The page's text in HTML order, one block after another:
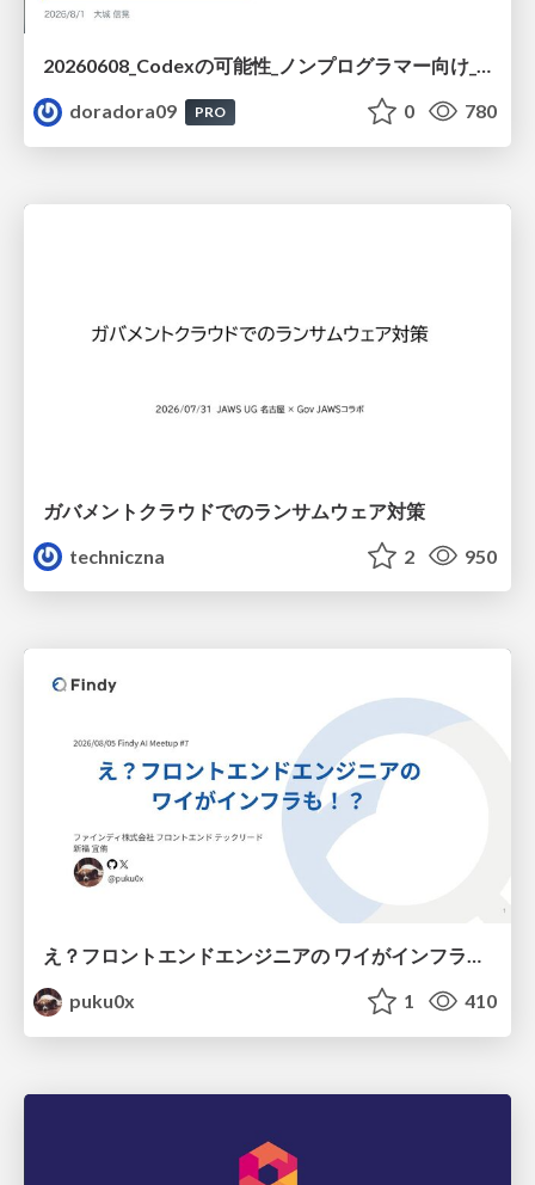
20260608_Codexの可能性_ノンプログラマー向け_大城追記
doradora09
PRO 0 780
ガバメントクラウドでのランサムウェア対策
techniczna
2 950
え？フロントエンドエンジニアの ワイがインフラも！？
puku0x
1 410